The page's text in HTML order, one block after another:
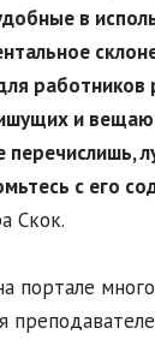
в
работников
и
перечислишь,
с его
Скок.
портале